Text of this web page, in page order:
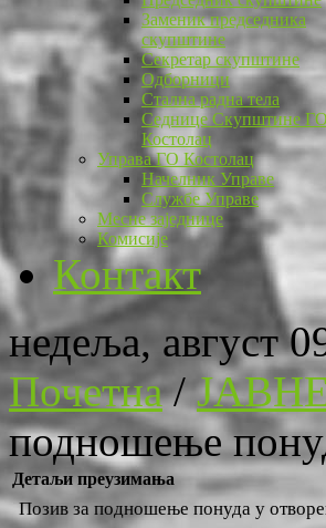
Заменик председника
скупштине
Секретар скупштине
Одборници
Стална радна тела
Седнице Скупштине ГО
Костолац
Управа ГО Костолац
Начелник Управе
Службе Управе
Месне заједнице
Комисије
Контакт
недеља, август
Почетна/
подношење
Детаљи преузимања
Позив за подношење понуда у